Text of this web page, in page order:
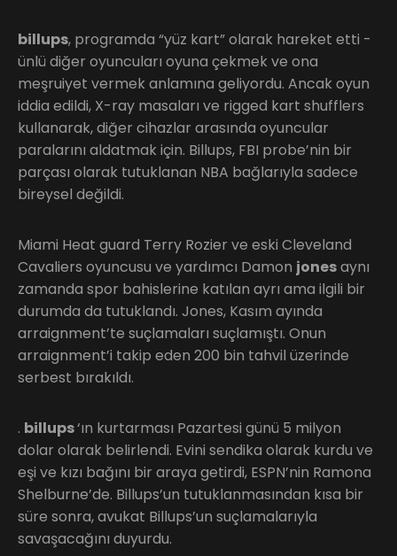
billups, programda “yüz kart” olarak hareket etti -
ünlü diğer oyuncuları oyuna çekmek ve ona
meşruiyet vermek anlamına geliyordu. Ancak oyun
iddia edildi, X-ray masaları ve rigged kart shufflers
kullanarak, diğer cihazlar arasında oyuncular
paralarını aldatmak için. Billups, FBI probe’nin bir
parçası olarak tutuklanan NBA bağlarıyla sadece
bireysel değildi.
Miami Heat guard Terry Rozier ve eski Cleveland
Cavaliers oyuncusu ve yardımcı Damon jonesaynı
zamanda spor bahislerine katılan ayrı ama ilgili bir
durumda da tutuklandı. Jones, Kasım ayında
arraignment’te suçlamaları suçlamıştı. Onun
arraignment’i takip eden 200 bin tahvil üzerinde
serbest bırakıldı.
. billups‘ın kurtarması Pazartesi günü 5 milyon
dolar olarak belirlendi. Evini sendika olarak kurdu ve
eşi ve kızı bağını bir araya getirdi, ESPN’nin Ramona
Shelburne’de. Billups’un tutuklanmasından kısa bir
süre sonra, avukat Billups’un suçlamalarıyla
savaşacağını duyurdu.